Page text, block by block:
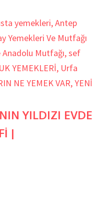
yemekleri,Antep
Yemekleri Ve Mutfağı
Mutfağı,sef
YEMEKLERİ, Urfa
NE YEMEK VAR,YENİ
YILDIZI EVDE
|